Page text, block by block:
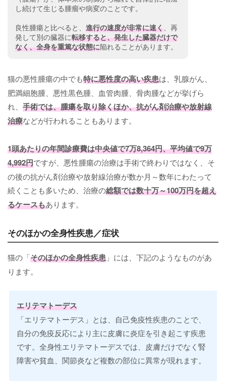
し続けて生じる腫瘤や病変のことです。
良性腫瘍と比べると、 進行の速度が非常に速く 、再
発して別の臓器に転移すると、発生した臓器だけで
なく、全身を重篤な状態に陥れることがあります。
猫の悪性腫瘍の中でも特に悪性度の高い疾患は、乳腺がん、
肥満細胞腫、悪性黒色腫、血管肉腫、骨肉腫などが挙げら
れ、 手術では、腫瘍を取り除くほか、抗がん剤治療や放射線
治療などが行われることもあります。
1頭あたりの年間診療費は中央値で7万8,364円、平均値で9万
4,992円ですが、悪性腫瘍の治療は手術で終わりではなく、そ
の後の抗がん剤治療や放射線治療が数か月～数年にわたって
続くことも多いため、治療の総額では数十万～100万円を超え
るケースもあります。
そのほかの全身性疾患／症状
猫の「そのほかの全身性疾患 」には、下記のようなものがあ
ります。
エリテマトーデス
「エリテマトーデス」とは、自己免疫性疾患のことで、
自分の免疫反応により主に皮膚に炎症を引き起こす疾患
です。全身性エリテマトーデスでは、皮膚だけでなく腎
障害や貧血、関節炎など複数の部位に異常が現れます。